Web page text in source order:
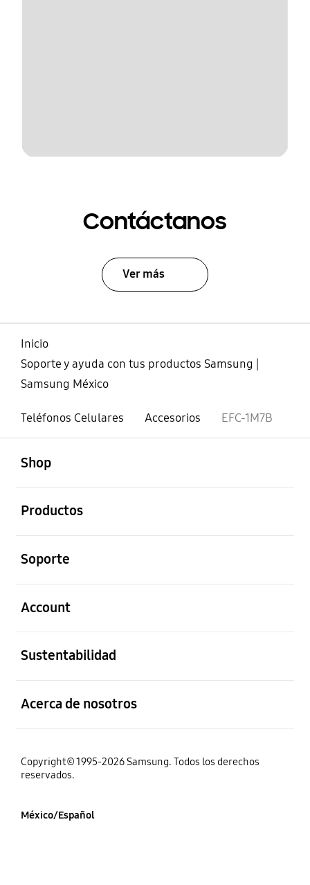
Contáctanos
Ver más
Inicio
Soporte y ayuda con tus productos Samsung |
Samsung México
Teléfonos Celulares Accesorios EFC-1M7B
Shop
Productos
Soporte
Account
Sustentabilidad
Acerca de nosotros
Copyright© 1995-2026 Samsung. Todos los derechos
reservados.
México/Español